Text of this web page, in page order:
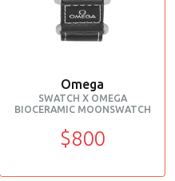
Omega
SWATCH X OMEGA
BIOCERAMIC MOONSWATCH
$800